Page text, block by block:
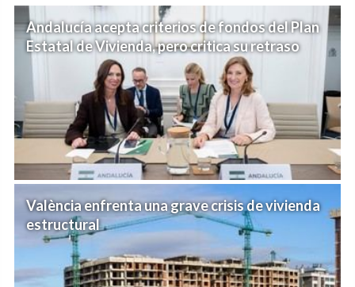
Andalucía acepta criterios de fondos del Plan
Estatal de Vivienda, pero critica su retraso
València enfrenta una grave crisis de vivienda
estructural